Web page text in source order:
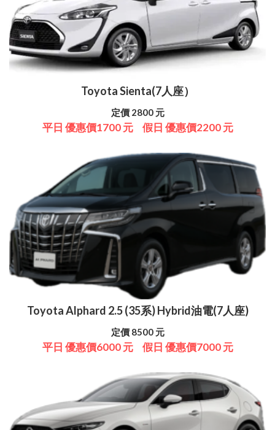
Toyota Sienta(7人座）
定價 2800 元
平日 優惠價1700 元 假日 優惠價2200 元
Toyota Alphard 2.5 (35系) Hybrid油電(7人座)
定價 8500 元
平日 優惠價6000 元 假日 優惠價7000 元